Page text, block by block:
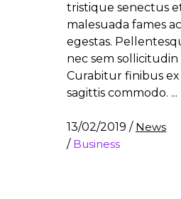
tristique senectus
malesuada fames
egestas.
nec sem
Curabitur finibus
sagittis commodo.
13/02/2019 / News
/ Business